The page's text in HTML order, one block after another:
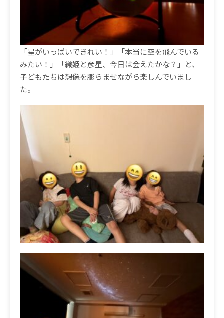
「星がいっぱいできれい！」「本当に空を飛んでいる
みたい！」「織姫と彦星、今日は会えたかな？」と、
子どもたちは想像を膨らませながら楽しんでいまし
た。